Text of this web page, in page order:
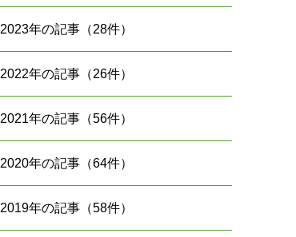
2023年の記事（28件）
2022年の記事（26件）
2021年の記事（56件）
2020年の記事（64件）
2019年の記事（58件）